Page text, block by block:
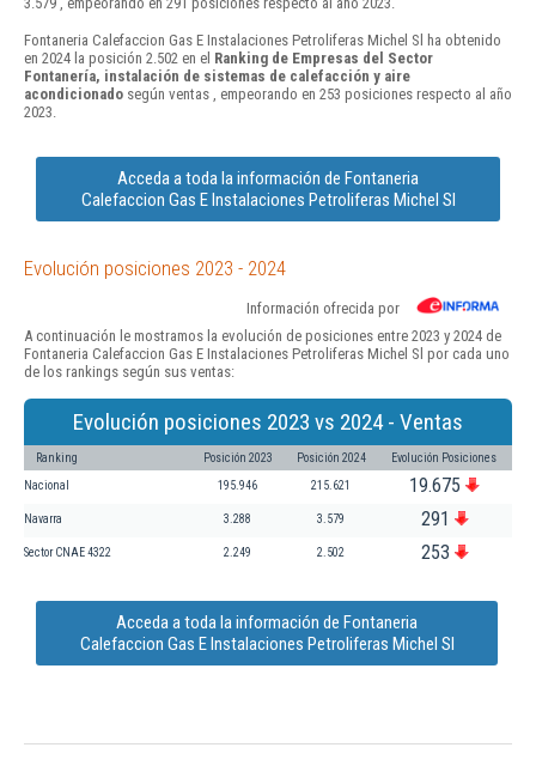
Fontaneria Calefaccion Gas E Instalaciones Petroliferas Michel Sl ha obtenido
en 2024 la posición 2.502 en el Ranking de Empresas del Sector
Fontanería, instalación de sistemas de calefacción y aire
acondicionado según ventas , empeorando en 253 posiciones respecto al año
2023.
Acceda a toda la información de Fontaneria
Calefaccion Gas E Instalaciones Petroliferas Michel Sl
Evolución posiciones 2023 - 2024
Información ofrecida por
A continuación le mostramos la evolución de posiciones entre 2023 y 2024 de
Fontaneria Calefaccion Gas E Instalaciones Petroliferas Michel Sl por cada uno
de los rankings según sus ventas:
Evolución posiciones 2023 vs 2024 - Ventas
Ranking Posición 2023 Posición 2024 Evolución Posiciones
Nacional 195.946 215.621 19.675
Navarra 3.288 3.579 291
Sector CNAE 4322 2.249 2.502 253
Acceda a toda la información de Fontaneria
Calefaccion Gas E Instalaciones Petroliferas Michel Sl